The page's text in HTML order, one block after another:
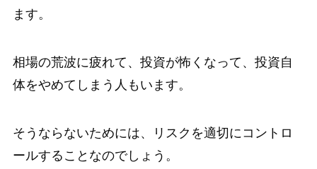
ます。
相場の荒波に疲れて、投資が怖くなって、投資自
体をやめてしまう人もいます。
そうならないためには、リスクを適切にコントロ
ールすることなのでしょう。